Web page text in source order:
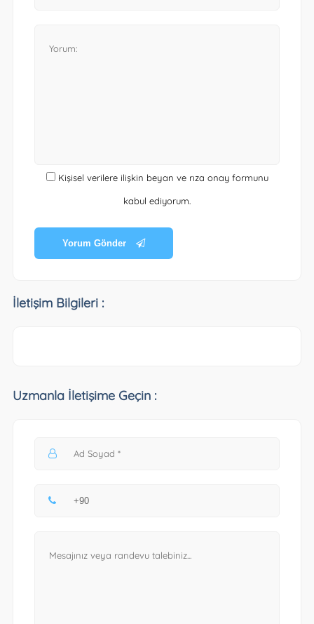
Kişisel verilere ilişkin beyan ve rıza onay formunu
kabul ediyorum.
Yorum Gönder
İletişim Bilgileri :
Uzmanla İletişime Geçin :